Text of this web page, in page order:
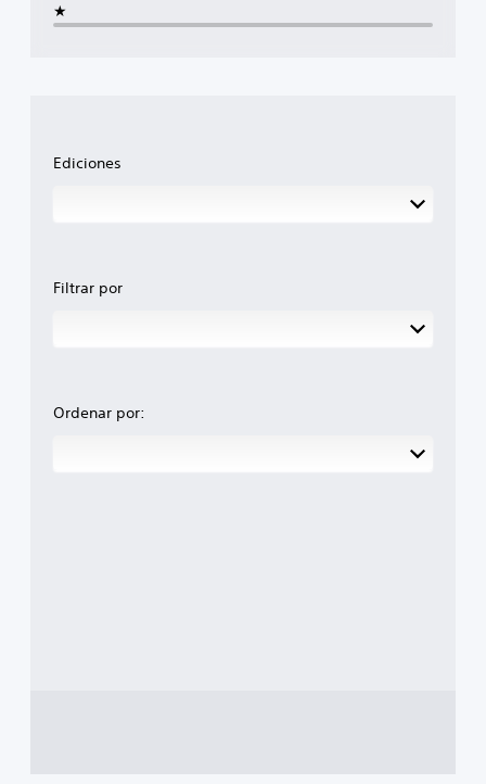
★
Ediciones
Filtrar por
Ordenar por: